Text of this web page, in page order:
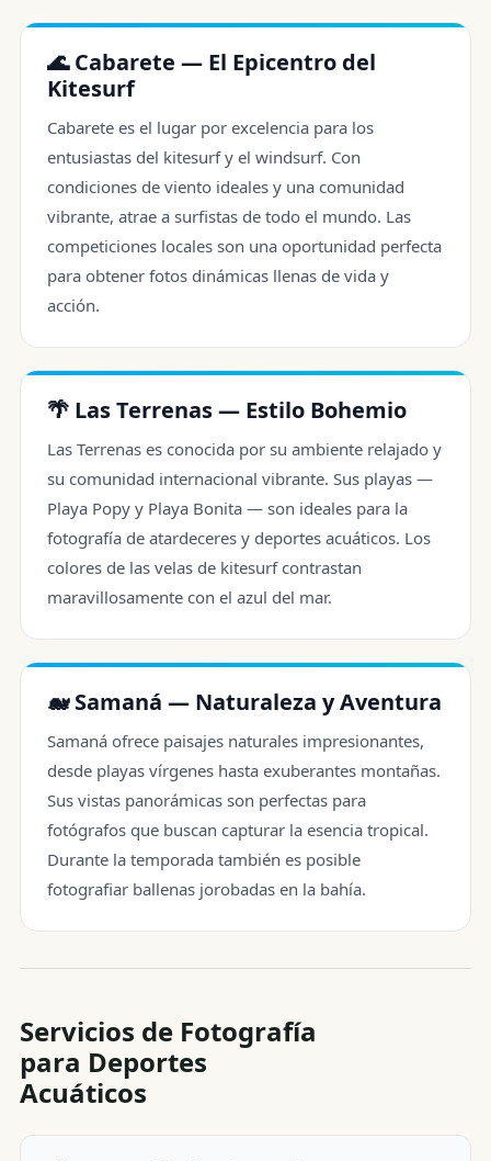
🌊 Cabarete — El Epicentro del
Kitesurf
Cabarete es el lugar por excelencia para los
entusiastas del kitesurf y el windsurf. Con
condiciones de viento ideales y una comunidad
vibrante, atrae a surfistas de todo el mundo. Las
competiciones locales son una oportunidad perfecta
para obtener fotos dinámicas llenas de vida y
acción.
🌴 Las Terrenas — Estilo Bohemio
Las Terrenas es conocida por su ambiente relajado y
su comunidad internacional vibrante. Sus playas —
Playa Popy y Playa Bonita — son ideales para la
fotografía de atardeceres y deportes acuáticos. Los
colores de las velas de kitesurf contrastan
maravillosamente con el azul del mar.
🐋 Samaná — Naturaleza y Aventura
Samaná ofrece paisajes naturales impresionantes,
desde playas vírgenes hasta exuberantes montañas.
Sus vistas panorámicas son perfectas para
fotógrafos que buscan capturar la esencia tropical.
Durante la temporada también es posible
fotografiar ballenas jorobadas en la bahía.
Servicios de Fotografía
para Deportes
Acuáticos